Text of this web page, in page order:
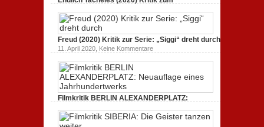
STAUB
Kritik
zum
Bullenritt
durch
ein
Dokumentarfilm: unverständlich,
unmissverständlich.
19. Mai 2020,Keine Kommentare
Endlich
Tacheles
(2020)
unverständlich,
Freud (2020) Kritik zur Serie: „Siggi“ dreht durch
11. April 2020, Keine Kommentarezu
Freud
(2020)
zur
dreht
durch
Filmkritik BERLIN ALEXANDERPLATZ:
Neuauflage eines Jahrhundertwerks
1. März 2020,Keine Kommentarezu